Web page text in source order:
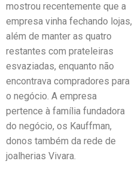
mostrou recentemente que a
empresa vinha fechando lojas,
além de manter as quatro
restantes com prateleiras
esvaziadas, enquanto não
encontrava compradores para
o negócio. A empresa
pertence à família fundadora
do negócio, os Kauffman,
donos também da rede de
joalherias Vivara.